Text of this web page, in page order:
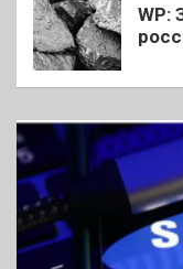
WP: